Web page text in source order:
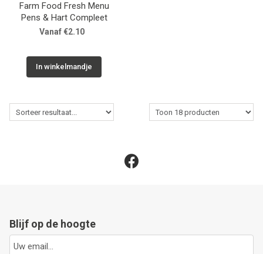
Farm Food Fresh Menu
Pens & Hart Compleet
Vanaf €2.10
In winkelmandje
Blijf op de hoogte